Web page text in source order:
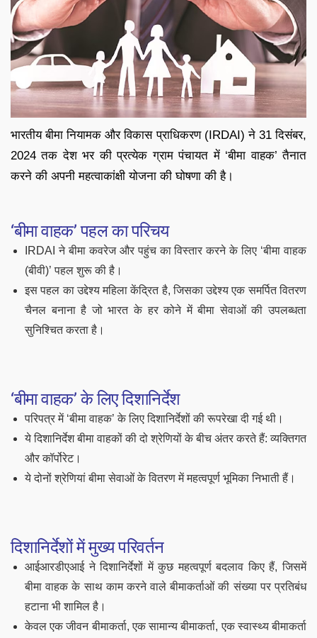
भारतीय बीमा नियामक और विकास प्राधिकरण (IRDAI) ने 31 दिसंबर,
2024 तक देश भर की प्रत्येक ग्राम पंचायत में ‘बीमा वाहक’ तैनात
करने की अपनी महत्वाकांक्षी योजना की घोषणा की है।
‘बीमा वाहक’ पहल का परिचय
IRDAI ने बीमा कवरेज और पहुंच का विस्तार करने के लिए ‘बीमा वाहक
(बीवी)’ पहल शुरू की है।
इस पहल का उद्देश्य महिला केंद्रित है, जिसका उद्देश्य एक समर्पित वितरण
चैनल बनाना है जो भारत के हर कोने में बीमा सेवाओं की उपलब्धता
सुनिश्चित करता है।
‘बीमा वाहक’ के लिए दिशानिर्देश
परिपत्र में ‘बीमा वाहक’ के लिए दिशानिर्देशों की रूपरेखा दी गई थी।
ये दिशानिर्देश बीमा वाहकों की दो श्रेणियों के बीच अंतर करते हैं: व्यक्तिगत
और कॉर्पोरेट।
ये दोनों श्रेणियां बीमा सेवाओं के वितरण में महत्वपूर्ण भूमिका निभाती हैं।
दिशानिर्देशों में मुख्य परिवर्तन
आईआरडीएआई ने दिशानिर्देशों में कुछ महत्वपूर्ण बदलाव किए हैं, जिसमें
बीमा वाहक के साथ काम करने वाले बीमाकर्ताओं की संख्या पर प्रतिबंध
हटाना भी शामिल है।
केवल एक जीवन बीमाकर्ता, एक सामान्य बीमाकर्ता, एक स्वास्थ्य बीमाकर्ता